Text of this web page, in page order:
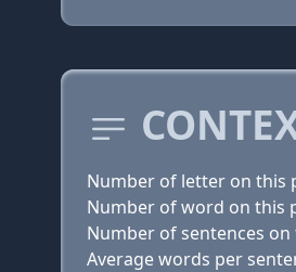
Number of letter on this
Number of word on this
Number of sentences on
Average words per